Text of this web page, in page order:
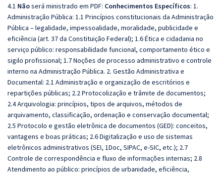
4.1 Nãoserá ministrado em PDF: Conhecimentos Específicos: 1.
Administração Pública: 1.1 Princípios constitucionais da Administração
Pública – legalidade, impessoalidade, moralidade, publicidade e
eficiência (art. 37 da Constituição Federal); 1.6 Ética e cidadania no
serviço público: responsabilidade funcional, comportamento ético e
sigilo profissional; 1.7 Noções de processo administrativo e controle
interno na Administração Pública. 2. Gestão Administrativa e
Documental: 2.1 Administração e organização de escritórios e
repartições públicas; 2.2 Protocolização e trâmite de documentos;
2.4 Arquivologia: princípios, tipos de arquivos, métodos de
arquivamento, classificação, ordenação e conservação documental;
2.5 Protocolo e gestão eletrônica de documentos (GED): conceitos,
vantagens e boas práticas; 2.6 Digitalização e uso de sistemas
eletrônicos administrativos (SEI, 1Doc, SIPAC, e-SIC, etc.); 2.7
Controle de correspondência e fluxo de informações internas; 2.8
Atendimento ao público: princípios de urbanidade, eficiência,